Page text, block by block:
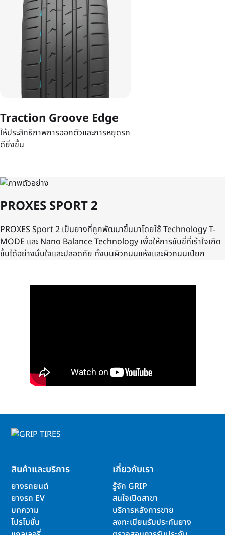
Traction Groove Edge
ให้ประสิทธิภาพการออกตัวและการหยุดรถ
ดียิ่งขึ้น
PROXES SPORT 2
PROXES Sport 2 เป็นยางที่ถูกพัฒนาขึ้นมาโดยใช้ Technology T-
MODE และ Nano Balance Technology เพื่อให้การขับขี่ที่เร้าใจเกิด
ขึ้นได้อย่างมั่นใจและปลอดภัย ทั้งบนผิวถนนแห้งและผิวถนนเปียก
สินค้าและบริการ
ยางรถยนต์
ยางรถ EV
บทความ
โปรโมชั่น
เกี่ยวกับเรา
รู้จัก GRIP
สนใจเปิดสาขา
บริการหลังการขาย
ลงทะเบียนรับประกันยาง